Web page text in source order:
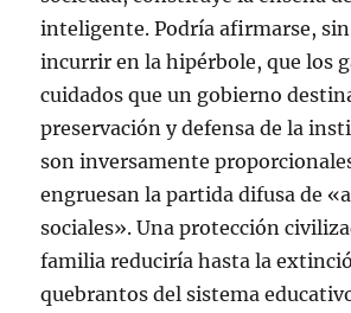
inteligente. Podría afirmarse,
incurrir en la hipérbole, que los
cuidados que un gobierno
preservación y defensa de la
son inversamente
engruesan la partida difusa de
sociales». Una protección
familia reduciría hasta la
quebrantos del sistema